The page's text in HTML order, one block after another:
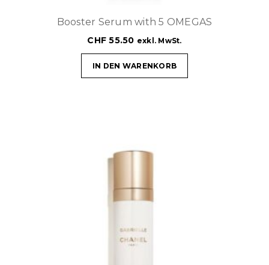
Booster Serum with 5 OMEGAS
CHF 55.50 exkl. MwSt.
IN DEN WARENKORB